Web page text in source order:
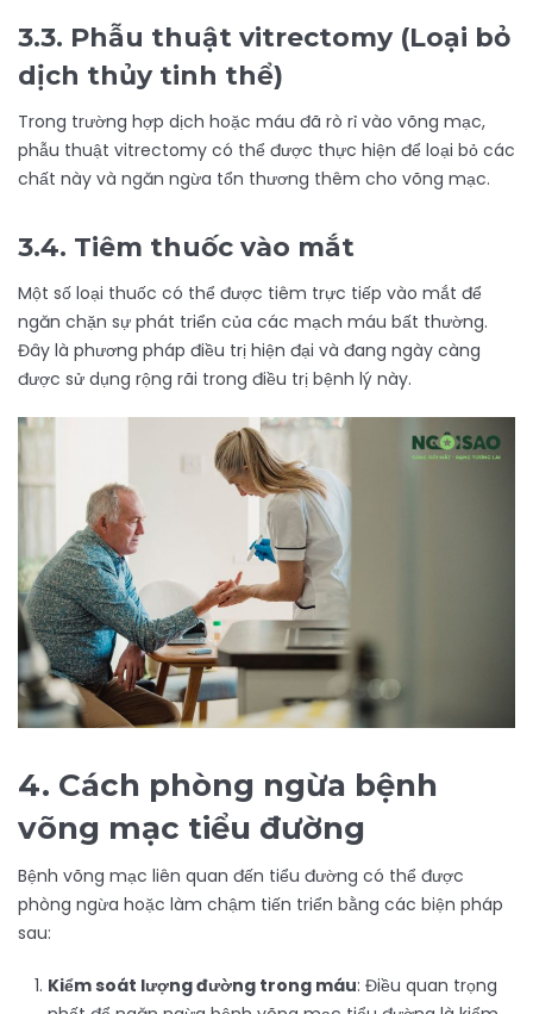
3.3. Phẫu thuật vitrectomy (Loại bỏ
dịch thủy tinh thể)
Trong trường hợp dịch hoặc máu đã rò rỉ vào võng mạc,
phẫu thuật vitrectomy có thể được thực hiện để loại bỏ các
chất này và ngăn ngừa tổn thương thêm cho võng mạc.
3.4. Tiêm thuốc vào mắt
Một số loại thuốc có thể được tiêm trực tiếp vào mắt để
ngăn chặn sự phát triển của các mạch máu bất thường.
Đây là phương pháp điều trị hiện đại và đang ngày càng
được sử dụng rộng rãi trong điều trị bệnh lý này.
4. Cách phòng ngừa bệnh
võng mạc tiểu đường
Bệnh võng mạc liên quan đến tiểu đường có thể được
phòng ngừa hoặc làm chậm tiến triển bằng các biện pháp
sau:
Kiểm soát lượng đường trong máu: Điều quan trọng